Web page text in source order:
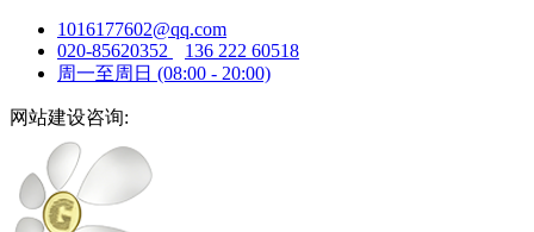
1016177602@qq.com
020-85620352
136 222 60518
周一至周日 (08:00 - 20:00)
网站建设咨询: